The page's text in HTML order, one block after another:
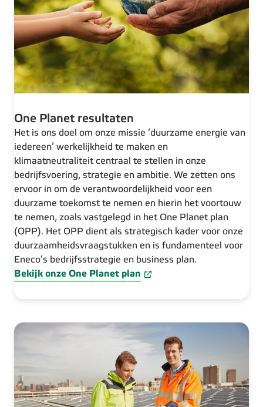
One Planet resultaten
Het is ons doel om onze missie ‘duurzame energie van
iedereen’ werkelijkheid te maken en
klimaatneutraliteit centraal te stellen in onze
bedrijfsvoering, strategie en ambitie. We zetten ons
ervoor in om de verantwoordelijkheid voor een
duurzame toekomst te nemen en hierin het voortouw
te nemen, zoals vastgelegd in het One Planet plan
(OPP). Het OPP dient als strategisch kader voor onze
duurzaamheidsvraagstukken en is fundamenteel voor
Eneco’s bedrijfsstrategie en business plan.
Bekijk onze One Planet plan